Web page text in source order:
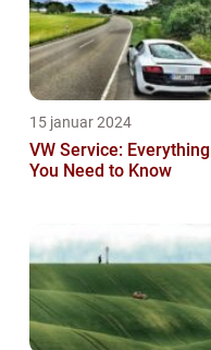
15 januar 2024
VW Service: Everything
You Need to Know